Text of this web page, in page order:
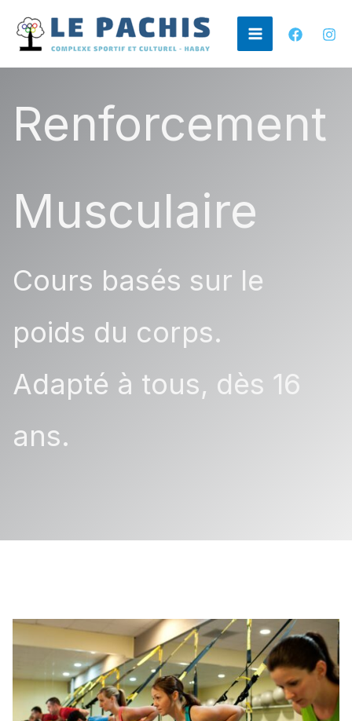
Renforcement
Musculaire
Cours basés sur le
poids du corps.
Adapté à tous, dès 16
ans.